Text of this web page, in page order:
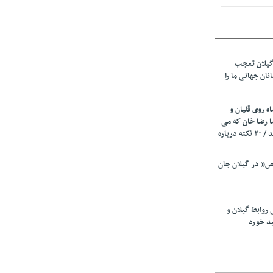
مشخص شد
مراجع رسمی
ایران و
کشاورزان
کنند
پلاک منطقه
تعجب
جهانی ما را
روی قلیان و
رضا خان که می
رفت همه شاد بودند / ۲۰ نکته درباره
در گیلان جان
روابط گیلان و
خورد